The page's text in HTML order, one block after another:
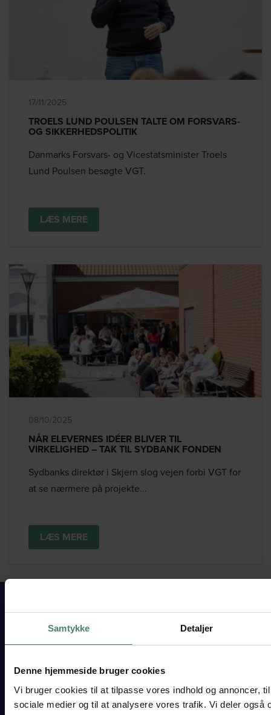
Samtykke Detaljer
Denne hjemmeside bruger cookies
Vi bruger cookies til at tilpasse vores indhold og annoncer,
sociale medier og til at analysere vores trafik. Vi deler også
17/11/2025
TROELS LUND POULSEN TALTE OM FORSVARS-
OG SIKKERHEDSPOLITIK
Danmarks Forsvars- og Vicestatsminister Troels
Lund Poulsen besøgte VGT.
LÆS MERE
08/10/2025
NÅR ELEVERNES IDÉER BLIVER TIL
VIRKELIGHED – TAK TIL SYDBANK FONDEN
Sydbanks direktør i Skjern slog vejen forbi VGT for
at se nærmere på projekte...
LÆS MERE
VESTJYSK
TARM
6880 Tarm
Tlf. 97 37 18 33